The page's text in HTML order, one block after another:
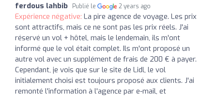
ferdous lahbib Publié le 2 years ago
Expérience négative: La pire agence de voyage. Les prix
sont attractifs, mais ce ne sont pas les prix réels. J'ai
réservé un vol + hôtel, mais le lendemain, ils m'ont
informé que le vol était complet. Ils m'ont proposé un
autre vol avec un supplément de frais de 200 € à payer.
Cependant, je vois que sur le site de Lidl, le vol
initialement choisi est toujours proposé aux clients. J'ai
remonté l'information à l'agence par e-mail, et